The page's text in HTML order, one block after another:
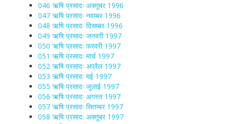
046 ऋषि प्रसादः अक्तूबर 1996
047 ऋषि प्रसादः नवम्बर 1996
048 ऋषि प्रसादः दिसम्बर 1996
049 ऋषि प्रसादः जनवरी 1997
050 ऋषि प्रसादः फरवरी 1997
051 ऋषि प्रसादः मार्च 1997
052 ऋषि प्रसादः अप्रैल 1997
053 ऋषि प्रसादः मई 1997
055 ऋषि प्रसादः जुलाई 1997
056 ऋषि प्रसादः अगस्त 1997
057 ऋषि प्रसादः सितम्बर 1997
058 ऋषि प्रसादः अक्तूबर 1997